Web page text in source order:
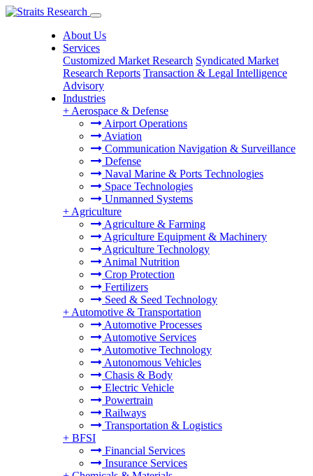
About Us
Services
Customized Market Research Syndicated Market
Research Reports Transaction & Legal Intelligence
Advisory
Industries
+ Aerospace & Defense
Airport Operations
Aviation
Communication Navigation & Surveillance
Defense
Naval Marine & Ports Technologies
Space Technologies
Unmanned Systems
+ Agriculture
Agriculture & Farming
Agriculture Equipment & Machinery
Agriculture Technology
Animal Nutrition
Crop Protection
Fertilizers
Seed & Seed Technology
+ Automotive & Transportation
Automotive Processes
Automotive Services
Automotive Technology
Autonomous Vehicles
Chasis & Body
Electric Vehicle
Powertrain
Railways
Transportation & Logistics
+ BFSI
Financial Services
Insurance Services